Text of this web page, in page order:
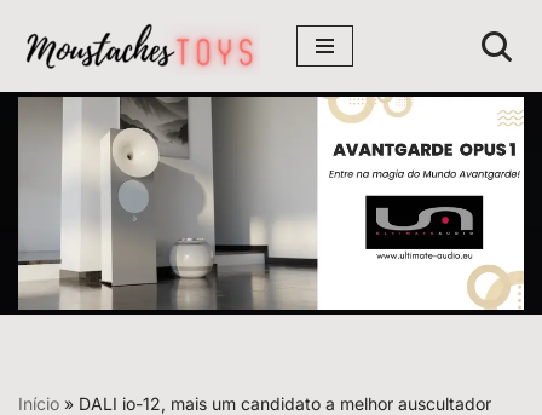
Avançar
para
conteúdo
Início » DALI io-12, mais um candidato a melhor auscultador